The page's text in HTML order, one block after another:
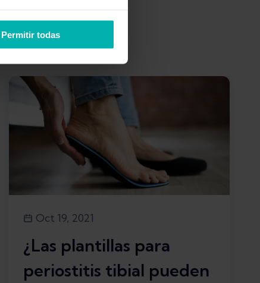
Permitir todas
Oct 19, 2021
¿Las plantillas para
periostitis tibial pueden